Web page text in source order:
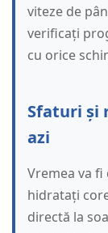
viteze de
verificați
cu orice
Sfaturi și
azi
Vremea va fi
hidratați
directă la